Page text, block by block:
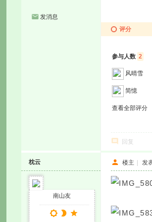
发消息
评分
参与人数 2
风晴雪
简憶
查看全部评分
回复
枕云
南山友
楼主 | 发